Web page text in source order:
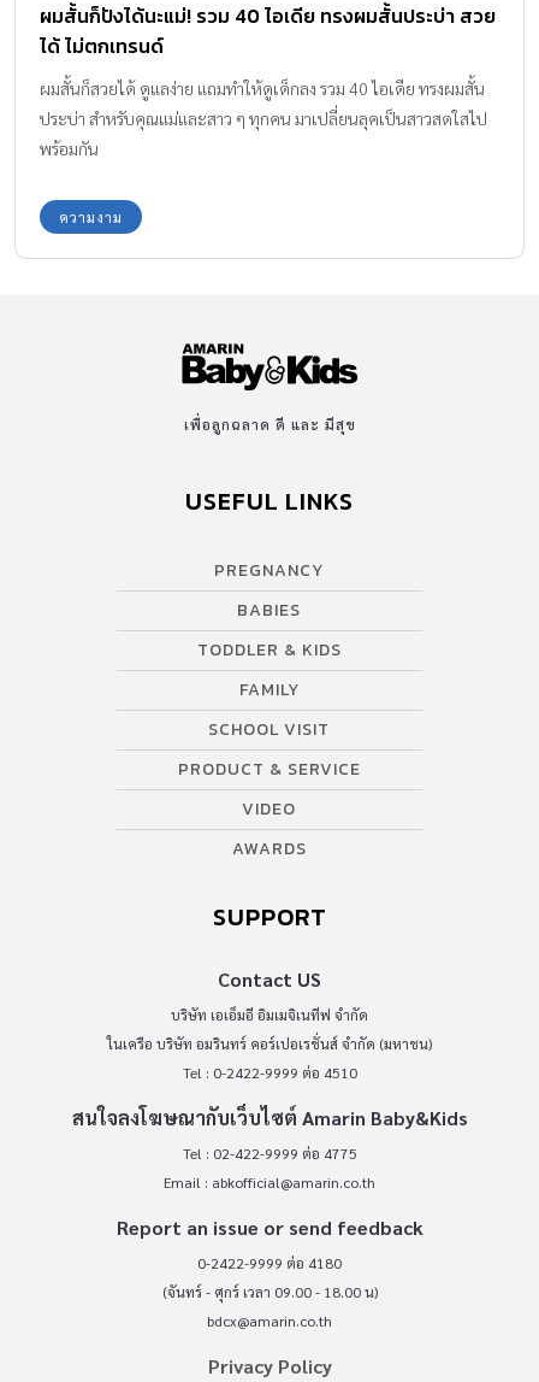
ผมสั้นก็ปังได้นะแม่! รวม 40 ไอเดีย ทรงผมสั้นประบ่า สวย
ได้ ไม่ตกเทรนด์
ผมสั้นก็สวยได้ ดูแลง่าย แถมทำให้ดูเด็กลง รวม 40 ไอเดีย ทรงผมสั้น
ประบ่า สำหรับคุณแม่และสาว ๆ ทุกคน มาเปลี่ยนลุคเป็นสาวสดใสไป
พร้อมกัน
ความงาม
เพื่อลูกฉลาด ดี และ มีสุข
USEFUL LINKS
PREGNANCY
BABIES
TODDLER & KIDS
FAMILY
SCHOOL VISIT
PRODUCT & SERVICE
VIDEO
AWARDS
SUPPORT
Contact US
บริษัท เอเอ็มอี อิมเมจิเนทีฟ จำกัด
ในเครือ บริษัท อมรินทร์ คอร์เปอเรชั่นส์ จำกัด (มหาชน)
Tel : 0-2422-9999 ต่อ 4510
สนใจลงโฆษณากับเว็บไซต์ Amarin Baby&Kids
Tel : 02-422-9999 ต่อ 4775
Email : abkofficial@amarin.co.th
Report an issue or send feedback
0-2422-9999 ต่อ 4180
(จันทร์ - ศุกร์ เวลา 09.00 - 18.00 น)
bdcx@amarin.co.th
Privacy Policy